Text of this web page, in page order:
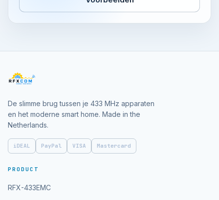
De slimme brug tussen je 433 MHz apparaten
en het moderne smart home. Made in the
Netherlands.
iDEAL PayPal VISA Mastercard
PRODUCT
RFX-433EMC